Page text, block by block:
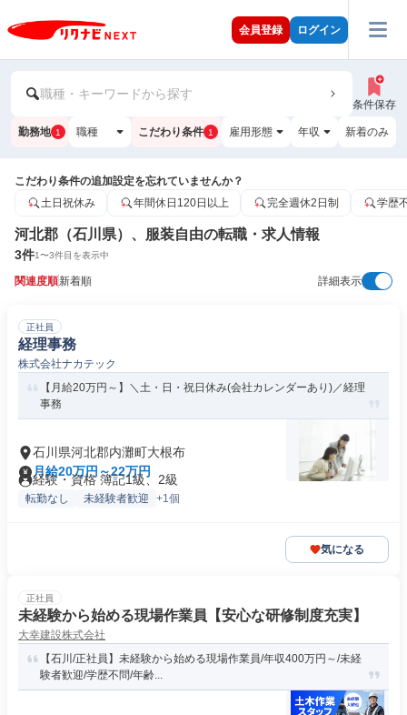
会員登録 ログイン
職種・キーワードから探す
条件保存
勤務地 1 職種 こだわり条件 1 雇用形態 年収 新着のみ
こだわり条件の追加設定を忘れていませんか？
土日祝休み
年間休日120日以上 完全週休2日制 学歴
河北郡（石川県）、服装自由の転職・求人情報
3件1〜3件目を表示中
関連度順新着順 詳細表示
正社員
経理事務
株式会社ナカテック
【月給20万円～】＼土・日・祝日休み(会社カレンダーあり)／経理
事務
石川県河北郡内灘町大根布
月給20万円～22万円
経験・資格 簿記1級、2級
転勤なし 未経験者歓迎 +1個
気になる
正社員
未経験から始める現場作業員【安心な研修制度充実】
大幸建設株式会社
【石川/正社員】未経験から始める現場作業員/年収400万円～/未経
験者歓迎/学歴不問/年齢...